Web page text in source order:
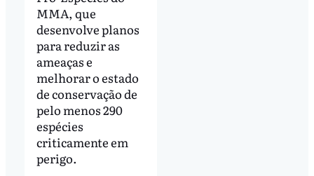
MMA, que
desenvolve planos
para reduzir as
ameaças e
melhorar o estado
de conservação de
pelo menos 290
espécies
criticamente em
perigo.